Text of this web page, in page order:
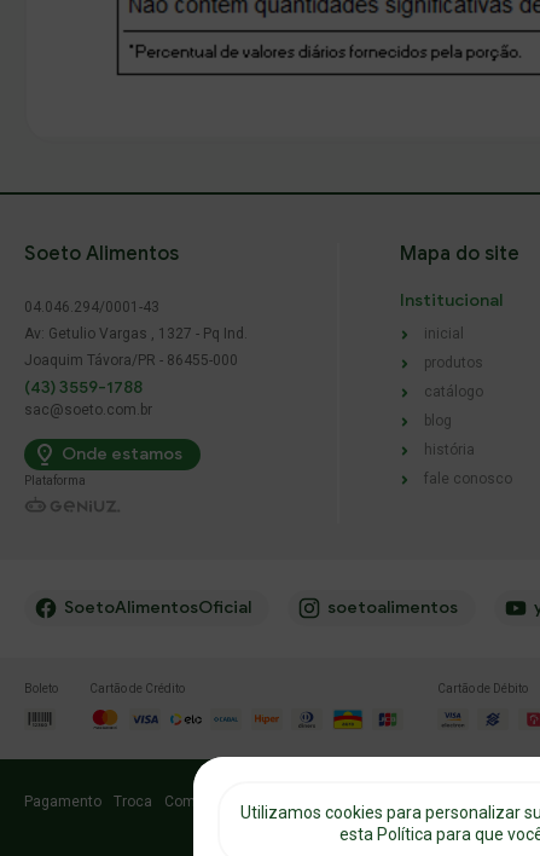
Soeto Alimentos
04.046.294/0001-43
Av: Getulio Vargas , 1327 - Pq Ind.
Joaquim Távora/PR - 86455-000
(43) 3559-1788
sac@soeto.com.br
Onde estamos
Plataforma
Mapa do site
Institucional
inicial
produtos
catálogo
blog
história
fale conosco
SoetoAlimentosOficial soetoalimentos
Boleto Cartão de Crédito Cartão de Débito
Pagamento Troca Como comprar
Utilizamos cookies para personalizar
esta Política para que